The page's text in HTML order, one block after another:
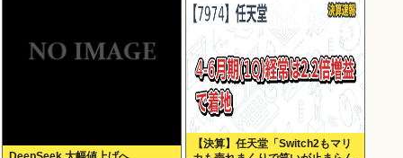
【決算】任天堂「Switch2もマリ